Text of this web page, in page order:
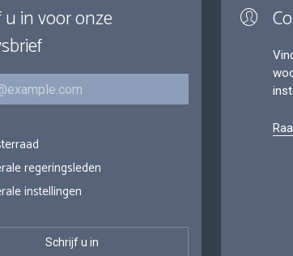
u in voor onze
regeringsleden
instellingen